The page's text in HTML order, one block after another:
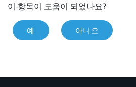
이 항목이 도움이 되었나요?
예 아니오